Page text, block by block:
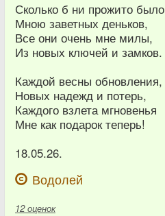
Сколько б ни прожито было
Мною заветных деньков,
Все они очень мне милы,
Из новых ключей и замков.
Каждой весны обновления,
Новых надежд и потерь,
Каждого взлета мгновенья
Мне как подарок теперь!
18.05.26.
Водолей
12 оценок